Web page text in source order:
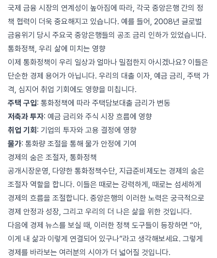
국제 금융 시장의 연계성이 높아짐에 따라, 각국 중앙은행 간의 정
책 협력이 더욱 중요해지고 있습니다. 예를 들어, 2008년 글로벌
금융위기 당시 주요국 중앙은행들의 공조 금리 인하가 있었습니다.
통화정책, 우리 삶에 미치는 영향
이제 통화정책이 우리 일상과 얼마나 밀접한지 아시겠나요? 이들은
단순한 경제 용어가 아닙니다. 우리의 대출 이자, 예금 금리, 주택 가
격, 심지어 취업 기회에도 영향을 미칩니다.
주택 구입: 통화정책에 따라 주택담보대출 금리가 변동
저축과 투자: 예금 금리와 주식 시장 흐름에 영향
취업 기회 : 기업의 투자와 고용 결정에 영향
물가: 통화량 조절을 통해 물가 안정에 기여
경제의 숨은 조절자, 통화정책
공개시장운영, 다양한 통화정책수단, 지급준비제도는 경제의 숨은
조절자 역할을 합니다. 이들은 때로는 강력하게, 때로는 섬세하게
경제의 흐름을 조절합니다. 중앙은행의 이러한 노력은 궁극적으로
경제 안정과 성장, 그리고 우리의 더 나은 삶을 위한 것입니다.
다음에 경제 뉴스를 보실 때, 이러한 정책 도구들이 등장하면 “아,
이게 내 삶과 이렇게 연결되어 있구나”라고 생각해보세요. 그렇게
경제를 바라보는 여러분의 시야가 더 넓어질 것입니다.